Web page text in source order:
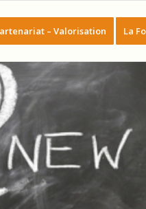
– Valorisation La